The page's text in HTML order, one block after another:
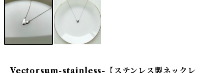
Vectorsum-stainless-【ステンレス製ネックレ